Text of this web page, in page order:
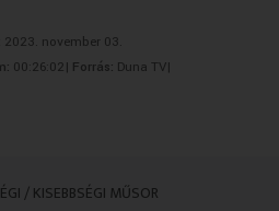
2023. november 03.
00:26:02| Forrás: Duna TV|
/ KISEBBSÉGI MŰSOR